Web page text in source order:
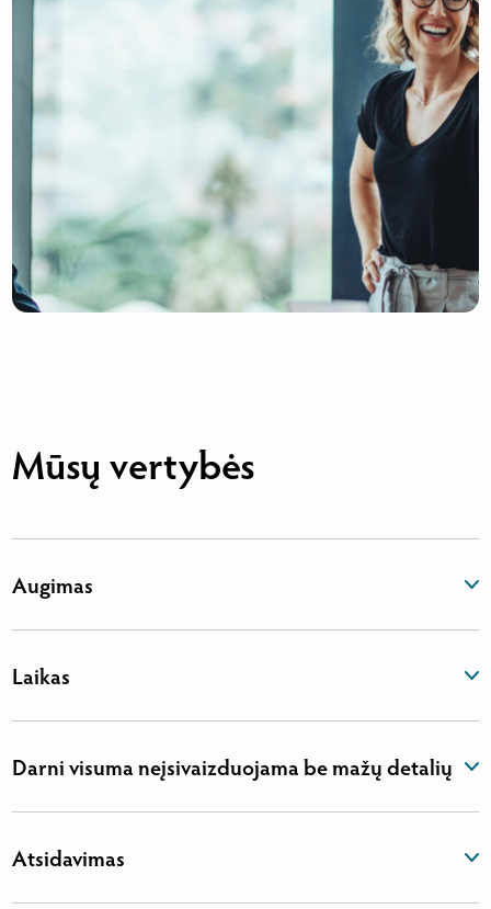
Mūsų vertybės
Augimas
Laikas
Darni visuma neįsivaizduojama be mažų detalių
Atsidavimas